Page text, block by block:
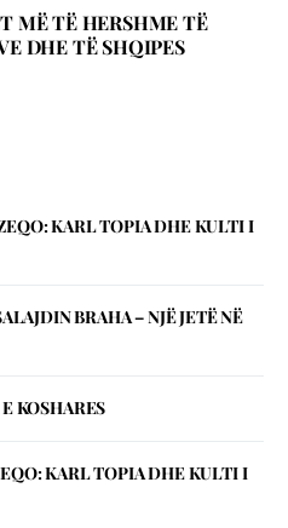
MË TË HERSHME TË
DHE TË SHQIPES
KARL TOPIA DHE KULTI I
BRAHA – NJЁ JETЁ NЁ
KOSHARES
KARL TOPIA DHE KULTI I